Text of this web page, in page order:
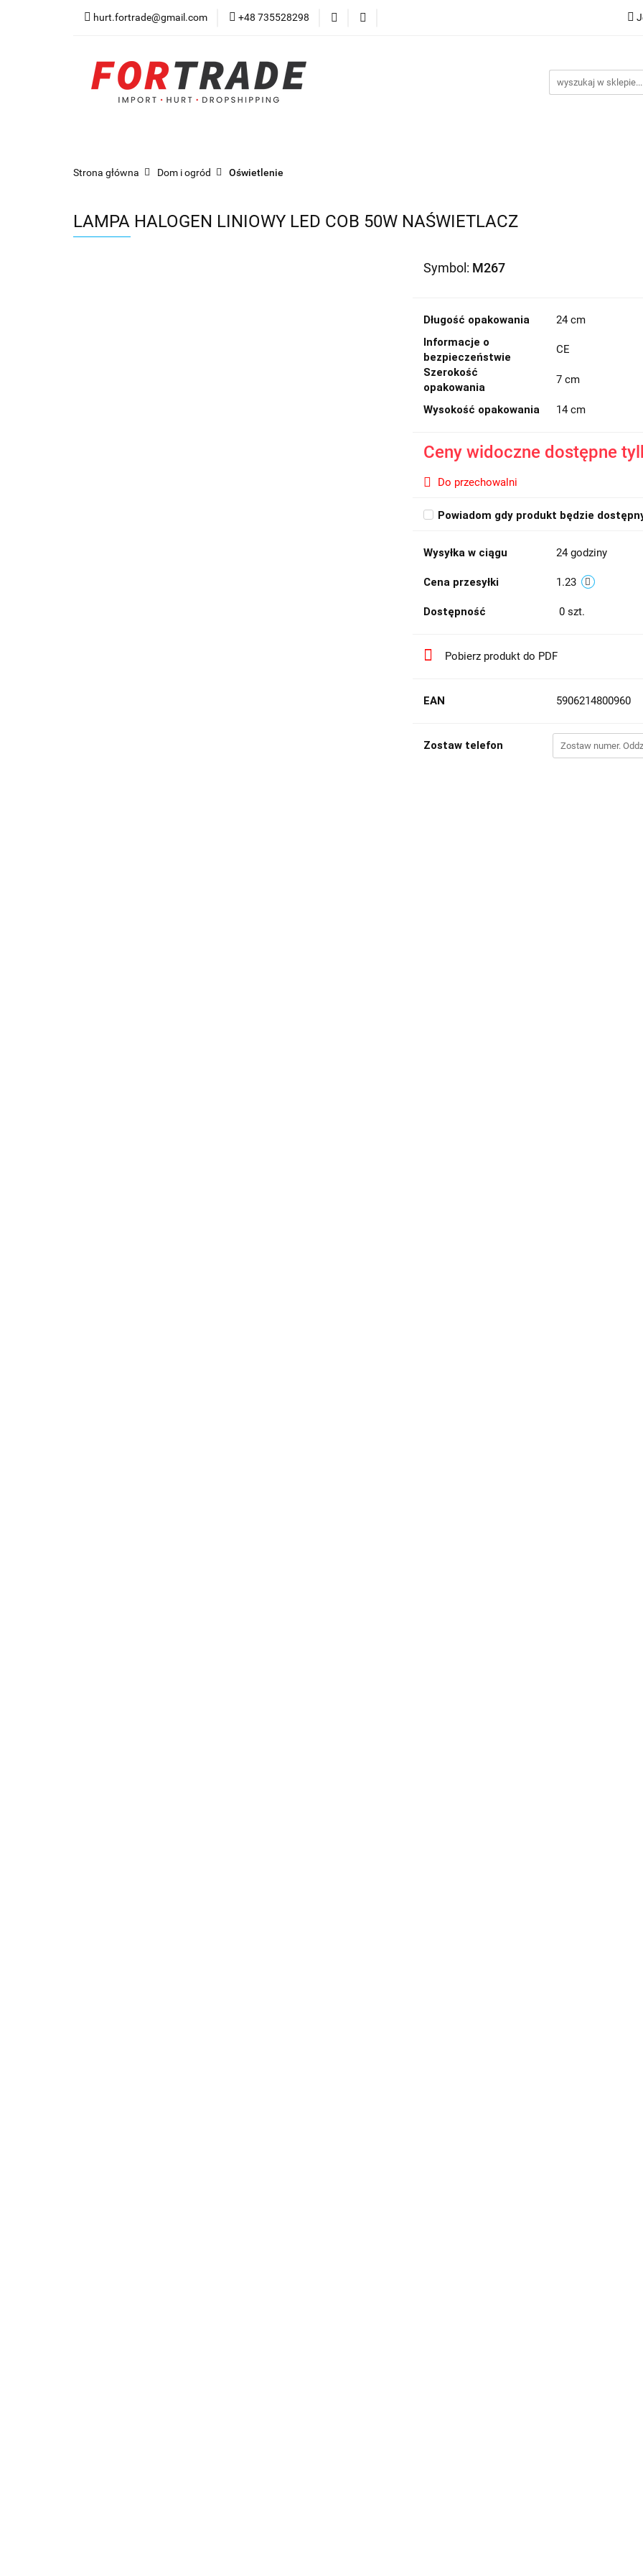
hurt.fortrade@gmail.com +48 735528298
Kategorie Promocje
Warunki współpracy
Strona główna Dom i ogród Oświetlenie
LAMPA HALOGEN LINIOWY LED COB 50W NAŚWIETLACZ
Symbol: M267
Długość opakowania
24 cm
Informacje o
bezpieczeństwie
CE
Szerokość
opakowania
7 cm
Wysokość opakowania 14 cm
Ceny widoczne dostępne
Do przechowalni
Powiadom gdy produkt będzie
Wysyłka w ciągu 24 godziny
Cena przesyłki 1.23
Dostępność 0 szt.
Pobierz produkt do PDF
EAN 5906214800960
Zostaw telefon